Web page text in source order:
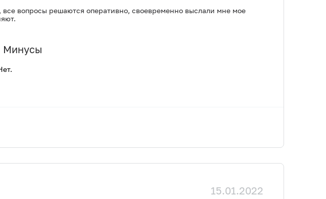
вопросы решаются оперативно, своевременно выслали мне мое
Минусы
15.01.2022